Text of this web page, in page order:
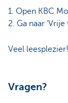
1. Open KBC
2. Ga naar
Veel leesplezier!
Vragen?